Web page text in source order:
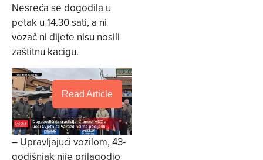
Nesreća se dogodila u
petak u 14.30 sati, a ni
vozač ni dijete nisu nosili
zaštitnu kacigu.
Read Article
– Upravljajući vozilom, 43-
godišnjak nije prilagodio